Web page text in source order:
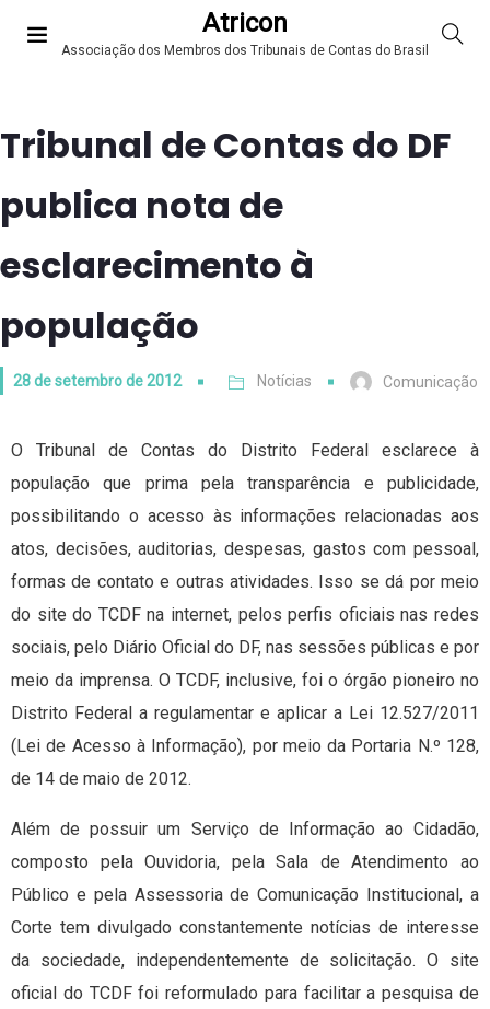
Atricon
Associação dos Membros dos Tribunais de Contas do Brasil
Tribunal de Contas do DF
publica nota de
esclarecimento à
população
28 de setembro de 2012 Notícias Comunicação
O Tribunal de Contas do Distrito Federal esclarece à
população que prima pela transparência e publicidade,
possibilitando o acesso às informações relacionadas aos
atos, decisões, auditorias, despesas, gastos com pessoal,
formas de contato e outras atividades. Isso se dá por meio
do site do TCDF na internet, pelos perfis oficiais nas redes
sociais, pelo Diário Oficial do DF, nas sessões públicas e por
meio da imprensa. O TCDF, inclusive, foi o órgão pioneiro no
Distrito Federal a regulamentar e aplicar a Lei 12.527/2011
(Lei de Acesso à Informação), por meio da Portaria N.º 128,
de 14 de maio de 2012.
Além de possuir um Serviço de Informação ao Cidadão,
composto pela Ouvidoria, pela Sala de Atendimento ao
Público e pela Assessoria de Comunicação Institucional, a
Corte tem divulgado constantemente notícias de interesse
da sociedade, independentemente de solicitação. O site
oficial do TCDF foi reformulado para facilitar a pesquisa de